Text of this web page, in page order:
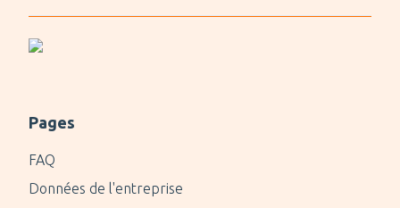
Pages
FAQ
Données de l'entreprise